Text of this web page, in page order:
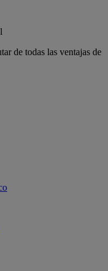
de todas las ventajas de